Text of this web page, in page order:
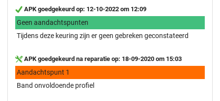
APK goedgekeurd op: 12-10-2022 om 12:09
Geen aandachtspunten
Tijdens deze keuring zijn er geen gebreken geconstateerd
APK goedgekeurd na reparatie op: 18-09-2020 om 15:03
Aandachtspunt 1
Band onvoldoende profiel